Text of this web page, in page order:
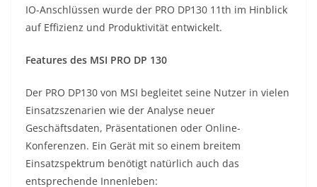
IO-Anschlüssen wurde der PRO DP130 11th im Hinblick
auf Effizienz und Produktivität entwickelt.
Features des MSI PRO DP 130
Der PRO DP130 von MSI begleitet seine Nutzer in vielen
Einsatzszenarien wie der Analyse neuer
Geschäftsdaten, Präsentationen oder Online-
Konferenzen. Ein Gerät mit so einem breitem
Einsatzspektrum benötigt natürlich auch das
entsprechende Innenleben: